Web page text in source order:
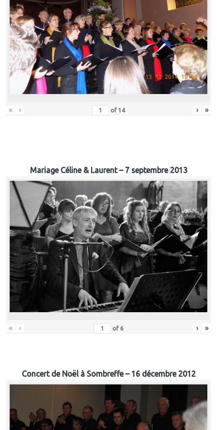
« ‹ of 14 › »
Mariage Céline & Laurent – 7 septembre 2013
« ‹ of 6 › »
Concert de Noël à Sombreffe – 16 décembre 2012